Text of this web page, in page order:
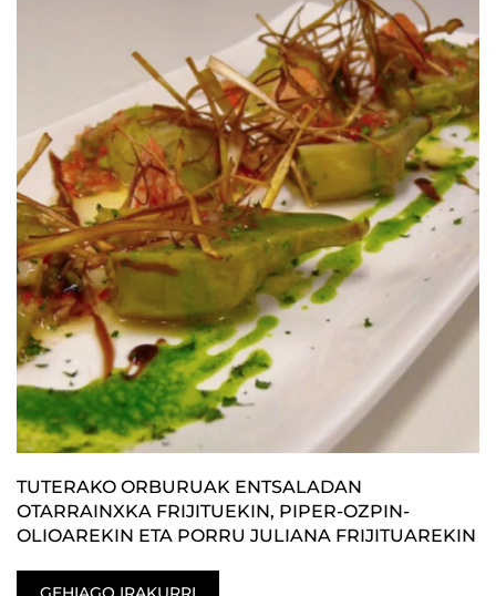
TUTERAKO ORBURUAK ENTSALADAN
OTARRAINXKA FRIJITUEKIN, PIPER-OZPIN-
OLIOAREKIN ETA PORRU JULIANA FRIJITUAREKIN